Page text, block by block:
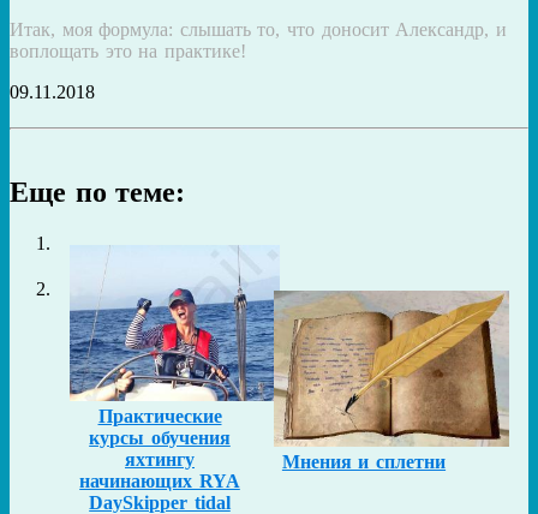
Итак, моя формула: слышать то, что доносит Александр, и
воплощать это на практике!
09.11.2018
Еще по теме:
Практические
курсы обучения
яхтингу
начинающих RYA
DaySkipper tidal
Мнения и сплетни